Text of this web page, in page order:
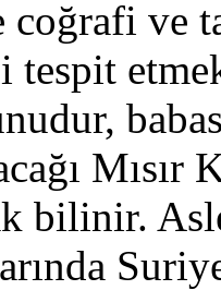
coğrafi ve
tespit
Mısır
bilinir.